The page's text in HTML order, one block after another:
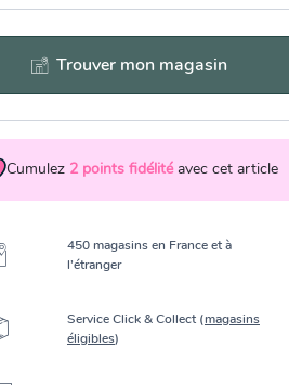
Trouver mon magasin
Cumulez 2 points fidélité avec cet article
450 magasins en France et à
l’étranger
Service Click & Collect (magasins
éligibles)